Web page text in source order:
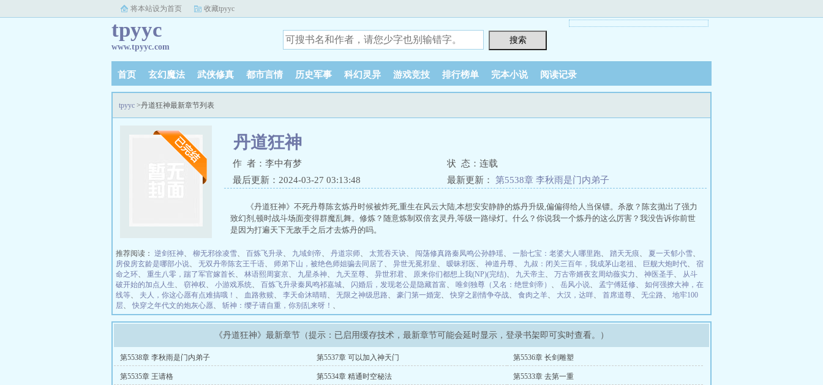
将本站设为首页 收藏tpyyc
tpyyc
www.tpyyc.com
首页 玄幻魔法 武侠修真 都市言情 历史军事 科幻灵异 游戏竞技 排行榜单 完本小说 阅读记录
tpyyc >丹道狂神最新章节列表
丹道狂神
作 者：李中有梦
状 态：连载
最后更新：2024-03-27 03:13:48
最新更新： 第5538章 李秋雨是门内弟子
《丹道狂神》不死丹尊陈玄炼丹时候被炸死,重生在风云大陆,本想安安静静的炼丹升级,偏偏得给人当保镖。杀敌？陈玄抛出了强力
致幻剂,顿时战斗场面变得群魔乱舞。修炼？随意炼制双倍玄灵丹,等级一路绿灯。什么？你说我一个炼丹的这么厉害？我没告诉你前世
是因为打遍天下无敌手之后才去炼丹的吗。
推荐阅读： 逆剑狂神、 柳无邪徐凌雪、 百炼飞升录、 九域剑帝、 丹道宗师、 太荒吞天诀、 闯荡修真路秦凤鸣公孙静瑶、 一胎七宝：老婆大人哪里跑、 踏天无痕、 夏一天郁小雪、
房俊房玄龄是哪部小说、 无双丹帝陈玄王千语、 师弟下山，被绝色师姐骗去同居了 、 异世无冕邪皇、 暧昧邪医、 神道丹尊、 九叔：闭关三百年，我成茅山老祖 、 巨舰大炮时代、 宿
命之环、 重生八零，踹了军官嫁首长、 林语熙周宴京、 九星杀神、 九天至尊、 异世邪君、 原来你们都想上我(NP)(完结)、 九天帝主、 万古帝婿夜玄周幼薇实力 、 神医圣手、 从斗
破开始的加点人生、 窃神权、 小游戏系统、 百炼飞升录秦凤鸣祁嘉城、 闪婚后，发现老公是隐藏首富、 唯剑独尊（又名：绝世剑帝） 、 岳风小说、 孟宁傅廷修、 如何强撩大神，在
线等、 夫人，你这心愿有点难搞哦！ 、 血路救赎、 李天命沐晴晴、 无限之神级思路、 豪门第一婚宠、 快穿之剧情争夺战、 食肉之羊、 大汉，达咩、 首席道尊、 无尘路、 地牢100
层、 快穿之年代文的炮灰心愿、 斩神：缨子请自重，你别乱来呀！ 、
《丹道狂神》最新章节（提示：已启用缓存技术，最新章节可能会延时显示，登录书架即可实时查看。）
第5538章 李秋雨是门内弟子 第5537章 可以加入神天门 第5536章 长剑雕塑
第5535章 王请格 第5534章 精通时空秘法 第5533章 去第一重